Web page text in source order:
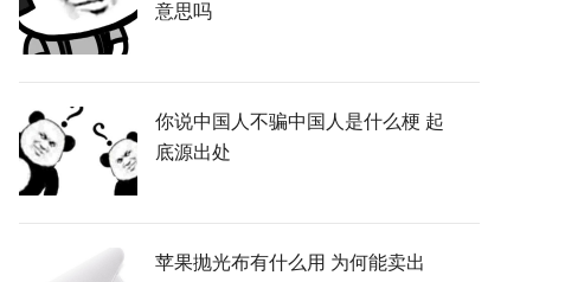
意思吗
你说中国人不骗中国人是什么梗 起
底源出处
苹果抛光布有什么用 为何能卖出